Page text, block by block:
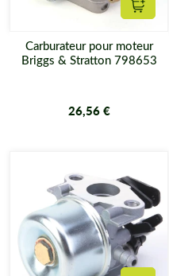
Carburateur pour moteur
Briggs & Stratton 798653
26,56 €